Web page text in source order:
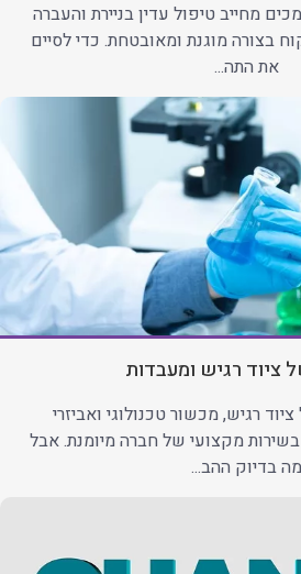
מחייב טיפול עדין בניירת והעברה
בצורה מוגנת ומאובטחת. כדי לסיים
את התה...
ציוד רגיש ומעבדות
רגיש, מכשור טכנולוגי ואביזרי
מקצועי של חברה מיומנת. אבל
מה בדיוק ההב...